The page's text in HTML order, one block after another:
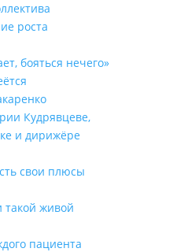
роста
бояться нечего»
Кудрявцеве,
и дирижёре
свои плюсы
живой
пациента